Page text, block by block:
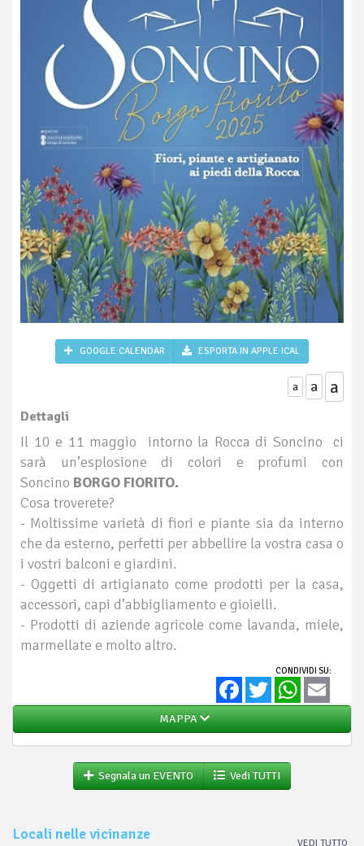
GOOGLE CALENDAR ESPORTA IN APPLE ICAL
a a a
Dettagli
Il 10 e 11 maggio intorno la Rocca di Soncino ci
sarà un’esplosione di colori e profumi con
Soncino BORGO FIORITO.
Cosa troverete?
- Moltissime varietà di fiori e piante sia da interno
che da esterno, perfetti per abbellire la vostra casa o
i vostri balconi e giardini.
- Oggetti di artigianato come prodotti per la casa,
accessori, capi d’abbigliamento e gioielli.
- Prodotti di aziende agricole come lavanda, miele,
marmellate e molto altro.
CONDIVIDI SU:
FacebookTwitter WhatsApp
MAPPA
Segnala un EVENTO Vedi TUTTI
Locali nelle vicinanze
VEDI TUTTO